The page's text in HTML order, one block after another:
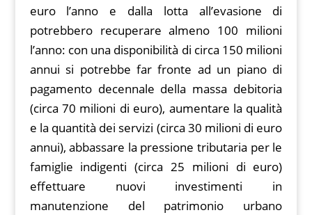
euro l’anno e dalla lotta all’evasione di
potrebbero recuperare almeno 100 milioni
l’anno: con una disponibilità di circa 150 milioni
annui si potrebbe far fronte ad un piano di
pagamento decennale della massa debitoria
(circa 70 milioni di euro), aumentare la qualità
e la quantità dei servizi (circa 30 milioni di euro
annui), abbassare la pressione tributaria per le
famiglie indigenti (circa 25 milioni di euro)
effettuare nuovi investimenti in
manutenzione del patrimonio urbano